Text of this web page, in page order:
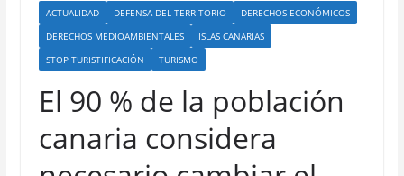
ACTUALIDAD DEFENSA DEL TERRITORIO
DERECHOS ECONÓMICOS
DERECHOS MEDIOAMBIENTALES
ISLAS CANARIAS
STOP TURISTIFICACIÓN
TURISMO
El 90 % de la población
canaria considera